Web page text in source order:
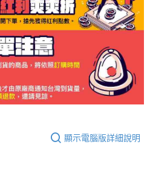
顯示電腦版詳細說明